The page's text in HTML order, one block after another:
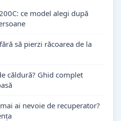
ce model alegi după
să pierzi răcoarea de la
căldură? Ghid complet
ai nevoie de recuperator?